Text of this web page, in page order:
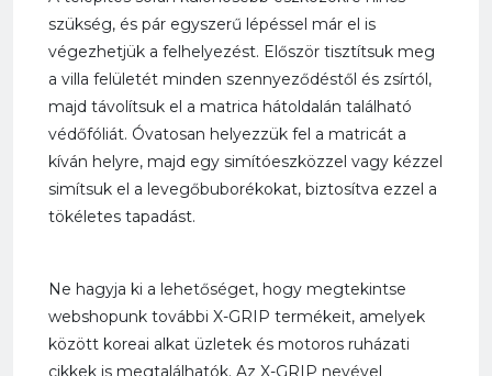
szükség, és pár egyszerű lépéssel már el is
végezhetjük a felhelyezést. Először tisztítsuk meg
a villa felületét minden szennyeződéstől és zsírtól,
majd távolítsuk el a matrica hátoldalán található
védőfóliát. Óvatosan helyezzük fel a matricát a
kíván helyre, majd egy simítóeszközzel vagy kézzel
simítsuk el a levegőbuborékokat, biztosítva ezzel a
tökéletes tapadást.
Ne hagyja ki a lehetőséget, hogy megtekintse
webshopunk további X-GRIP termékeit, amelyek
között koreai alkat üzletek és motoros ruházati
cikkek is megtalálhatók. Az X-GRIP nevével